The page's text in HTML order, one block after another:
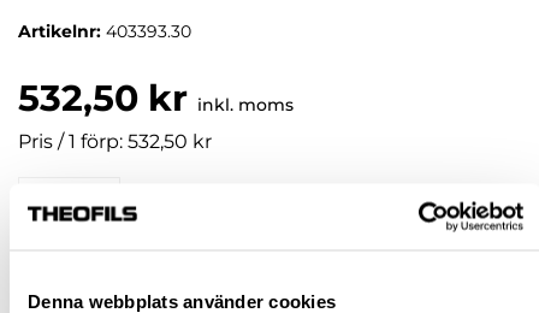
Denna webbplats använder cookies
Artikelnr: 403393.30
532,50 kr inkl. moms
Pris / 1 förp: 532,50 kr
förp